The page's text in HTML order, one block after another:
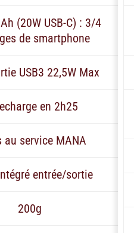
(20W USB-C) : 3/4
de smartphone
USB3 22,5W Max
en 2h25
au service MANA
entrée/sortie
200g